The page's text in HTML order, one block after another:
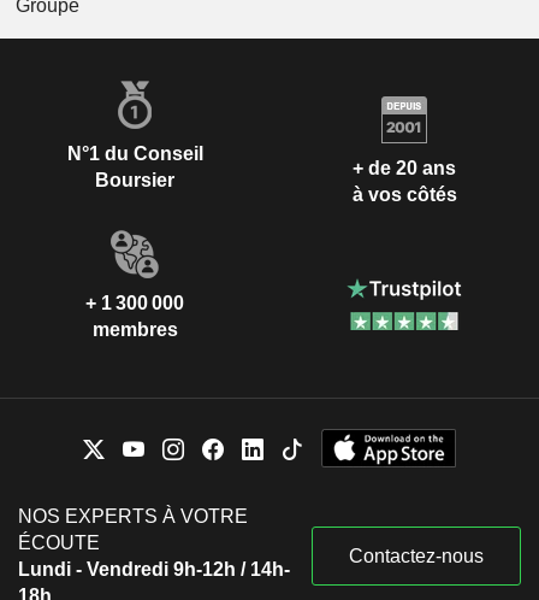
Groupe
N°1 du Conseil
Boursier
+ de 20 ans
à vos côtés
+ 1 300 000
membres
NOS EXPERTS À VOTRE
ÉCOUTE
Lundi - Vendredi 9h-12h / 14h-
18h
Contactez-nous